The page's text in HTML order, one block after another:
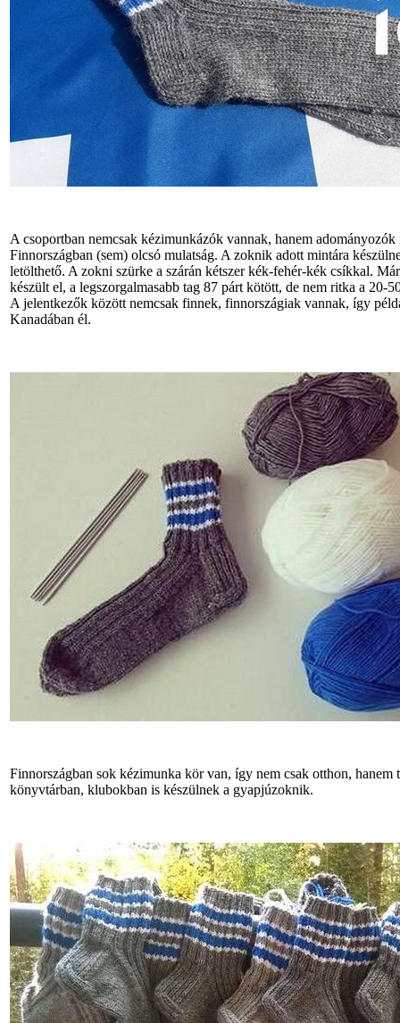
A csoportban nemcsak kézimunkázók vannak, hanem
Finnországban (sem) olcsó mulatság. A zoknik adott mintára
letölthető. A zokni szürke a szárán kétszer kék-fehér-kék csíkkal.
készült el, a legszorgalmasabb tag 87 párt kötött, de nem ritka a 20-
A jelentkezők között nemcsak finnek, finnországiak vannak, így
Kanadában él.
Finnországban sok kézimunka kör van, így nem csak otthon, hanem
könyvtárban, klubokban is készülnek a gyapjúzoknik.